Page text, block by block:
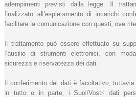
adempimenti previsti dalla legge. Il
finalizzato all’espletamento di incarichi
facilitare la comunicazione con questi, ove
Il trattamento può essere effettuato su
l’ausilio di strumenti elettronici, con
sicurezza e riservatezza dei dati.
Il conferimento dei dati è facoltativo,
in tutto o in parte, i Suoi/Vostri dati